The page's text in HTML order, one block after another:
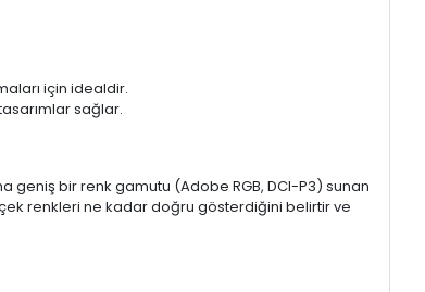
için idealdir.
sağlar.
geniş bir renk gamutu (Adobe RGB, DCI-P3) sunan
renkleri ne kadar doğru gösterdiğini belirtir ve